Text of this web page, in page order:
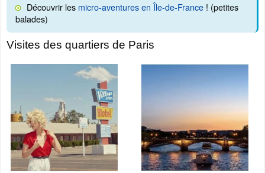
Découvrir les micro-aventures en Île-de-France ! (petites
balades)
Visites des quartiers de Paris